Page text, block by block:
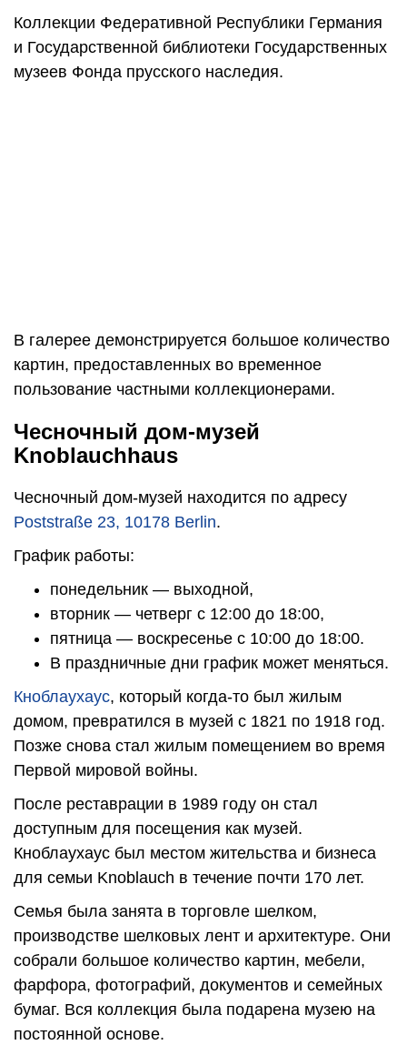
Коллекции Федеративной Республики Германия
и Государственной библиотеки Государственных
музеев Фонда прусского наследия.
В галерее демонстрируется большое количество
картин, предоставленных во временное
пользование частными коллекционерами.
Чесночный дом-музей
Knoblauchhaus
Чесночный дом-музей находится по адресу
Poststraße 23, 10178 Berlin.
График работы:
понедельник — выходной,
вторник — четверг с 12:00 до 18:00,
пятница — воскресенье с 10:00 до 18:00.
В праздничные дни график может меняться.
Кноблаухаус, который когда-то был жилым
домом, превратился в музей с 1821 по 1918 год.
Позже снова стал жилым помещением во время
Первой мировой войны.
После реставрации в 1989 году он стал
доступным для посещения как музей.
Кноблаухаус был местом жительства и бизнеса
для семьи Knoblauch в течение почти 170 лет.
Семья была занята в торговле шелком,
производстве шелковых лент и архитектуре. Они
собрали большое количество картин, мебели,
фарфора, фотографий, документов и семейных
бумаг. Вся коллекция была подарена музею на
постоянной основе.